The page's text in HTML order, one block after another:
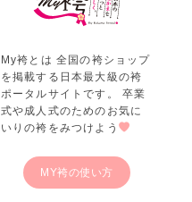
My袴とは 全国の袴ショップ
を掲載する日本最大級の袴
ポータルサイトです。 卒業
式や成人式のためのお気に
いりの袴をみつけよう
MY袴の使い方